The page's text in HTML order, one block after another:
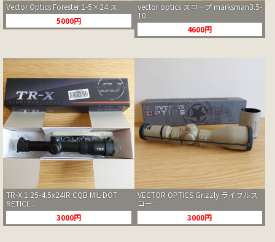
Vector Optics Forester 1-5×24 ス...
5000円
vector optics スコープ marksman3.5-
10...
4600円
TR-X 1.25-4.5x24IR CQB MIL-DOT
RETICL...
3000円
VECTOR OPTICS Grizzly ライフルス
コー...
3000円